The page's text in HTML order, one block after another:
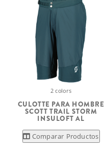
2 colors
CULOTTE PARA HOMBRE
SCOTT TRAIL STORM
INSULOFT AL
Comparar Productos